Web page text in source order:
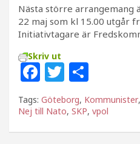
Nästa större arrangemang
22 maj som kl 15.00 utgår
Initiativtagare är
Skriv ut
F
a
c
e
T
w
itt
e
el
a
Tags: Göteborg, Kommunister,
Nej till Nato, SKP, vpol